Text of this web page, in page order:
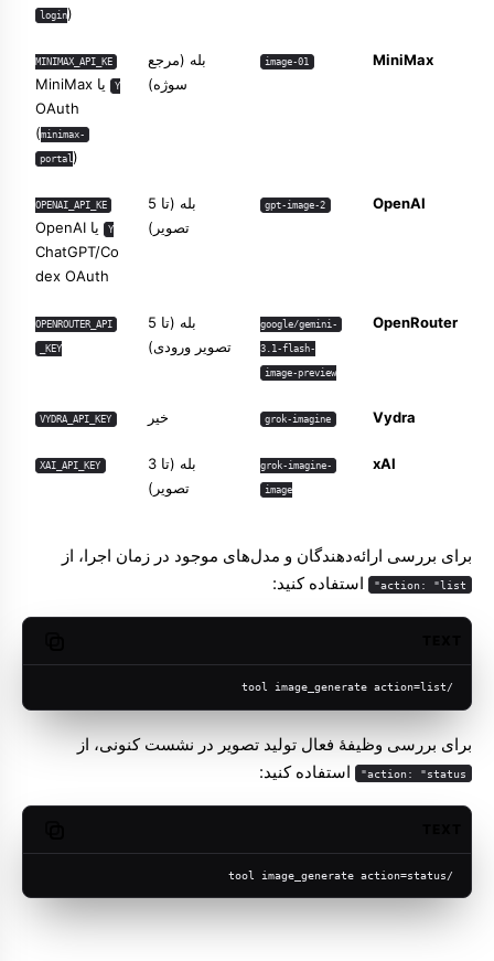
login)
MiniMax
image-01
بله (مرجع
سوژه)
MINIMAX_API_KE
Y
یا MiniMax
OAuth
(minimax-
portal)
OpenAI
gpt-image-2
بله (تا 5
تصویر)
OPENAI_API_KE
Y
یا OpenAI
ChatGPT/Co
dex OAuth
OpenRouter
google/gemini-
3.1-flash-
image-preview
بله (تا 5
تصویر ورودی)
OPENROUTER_API
_KEY
Vydra
grok-imagine خیر VYDRA_API_KEY
xAI
grok-imagine-
image
بله (تا 3
تصویر)
XAI_API_KEY
برای بررسی ارائه‌دهندگان و مدل‌های موجود در زمان اجرا، از
action: "list" استفاده کنید:
/tool image_generate action=list
برای بررسی وظیفهٔ فعال تولید تصویر در نشست کنونی، از
action: "status" استفاده کنید:
/tool image_generate action=status